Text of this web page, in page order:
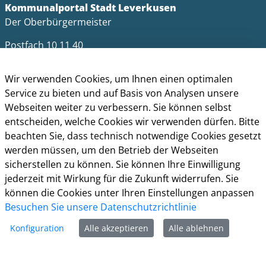
Kommunalportal Stadt Leverkusen
Der Oberbürgermeister
Postfach 10 11 40
Telefon: +49 (0)214 406-0
Telefax: +49 (0)214 406-11004
postmaster@stadt.leverkusen.de
Öffnungszeiten
Die allgemeinen Servicezeiten der Verwaltung
(telefonische Erreichbarkeit) sind:
Montag bis Donnerstag: 8.30 bis 15.30 Uhr
Freitag: 8.30 Uhr bis 13.30 Uhr
Wir verwenden Cookies, um Ihnen einen optimalen
Service zu bieten und auf Basis von Analysen unsere
Webseiten weiter zu verbessern. Sie können selbst
entscheiden, welche Cookies wir verwenden dürfen. Bitte
beachten Sie, dass technisch notwendige Cookies gesetzt
werden müssen, um den Betrieb der Webseiten
sicherstellen zu können. Sie können Ihre Einwilligung
jederzeit mit Wirkung für die Zukunft widerrufen. Sie
können die Cookies unter Ihren Einstellungen anpassen
Besuchen Sie unsere Datenschutzrichtlinie
Konfiguration Alle akzeptieren Alle ablehnen